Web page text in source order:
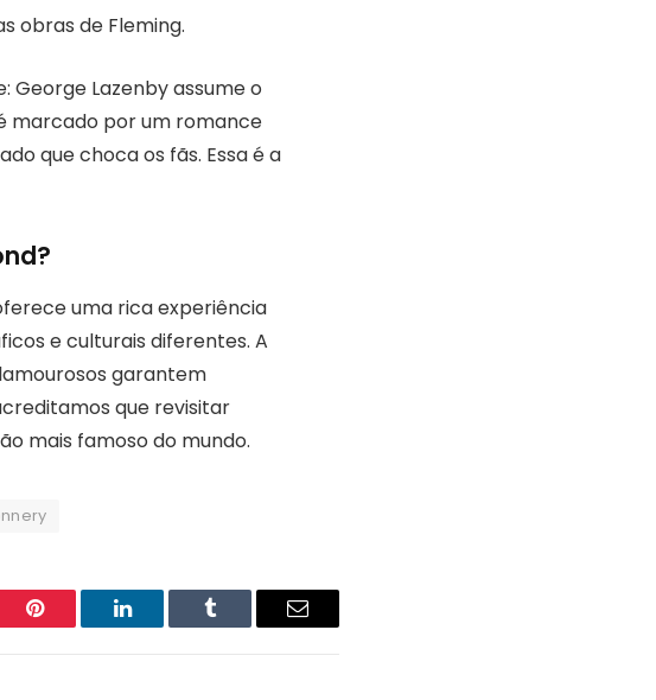
obras de Fleming.
George Lazenby assume o
marcado por um romance
que choca os fãs. Essa é a
uma rica experiência
e culturais diferentes. A
garantem
que revisitar
mais famoso do mundo.
Pinterest LinkedIn Tumblr Email